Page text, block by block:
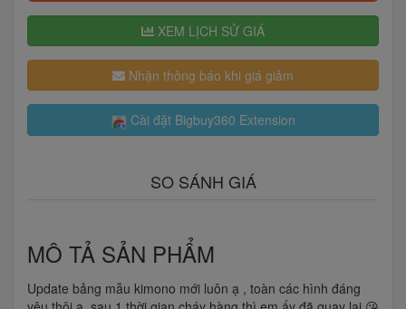
XEM LỊCH SỬ GIÁ
Nhận thông báo khi giá giảm
Cài đặt Bigbuy360 Extension
SO SÁNH GIÁ
MÔ TẢ SẢN PHẨM
Update bảng mẫu kimono mới luôn ạ , toàn các hình đáng